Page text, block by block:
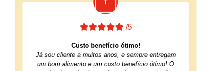
/5
Custo benefício ótimo!
Já sou cliente a muitos anos, e sempre entregam
um bom alimento e um custo benefício ótimo! O